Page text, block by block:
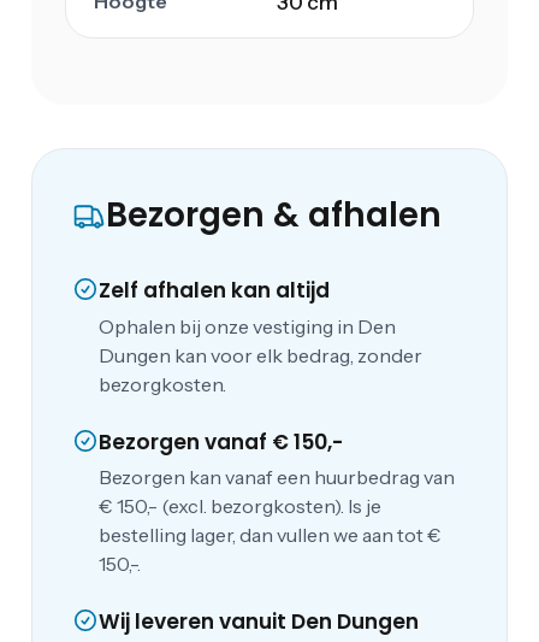
Bezorgen & afhalen
Zelf afhalen kan altijd
Ophalen bij onze vestiging in Den
Dungen kan voor elk bedrag, zonder
bezorgkosten.
Bezorgen vanaf € 150,-
Bezorgen kan vanaf een huurbedrag van
€ 150,- (excl. bezorgkosten). Is je
bestelling lager, dan vullen we aan tot €
150,-.
Wij leveren vanuit Den Dungen